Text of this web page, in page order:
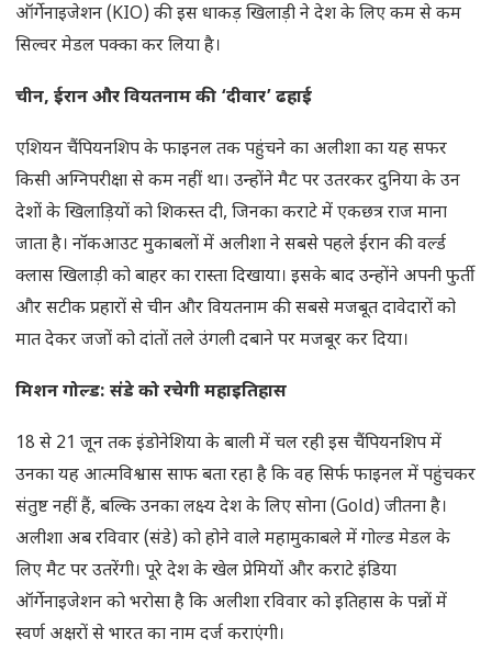
ऑर्गेनाइजेशन (KIO) की इस धाकड़ खिलाड़ी ने देश के लिए कम से कम
सिल्वर मेडल पक्का कर लिया है।
चीन, ईरान और वियतनाम की ‘दीवार’ ढहाई
एशियन चैंपियनशिप के फाइनल तक पहुंचने का अलीशा का यह सफर
किसी अग्निपरीक्षा से कम नहीं था। उन्होंने मैट पर उतरकर दुनिया के उन
देशों के खिलाड़ियों को शिकस्त दी, जिनका कराटे में एकछत्र राज माना
जाता है। नॉकआउट मुकाबलों में अलीशा ने सबसे पहले ईरान की वर्ल्ड
क्लास खिलाड़ी को बाहर का रास्ता दिखाया। इसके बाद उन्होंने अपनी फुर्ती
और सटीक प्रहारों से चीन और वियतनाम की सबसे मजबूत दावेदारों को
मात देकर जजों को दांतों तले उंगली दबाने पर मजबूर कर दिया।
मिशन गोल्ड: संडे को रचेगी महाइतिहास
18 से 21 जून तक इंडोनेशिया के बाली में चल रही इस चैंपियनशिप में
उनका यह आत्मविश्वास साफ बता रहा है कि वह सिर्फ फाइनल में पहुंचकर
संतुष्ट नहीं हैं, बल्कि उनका लक्ष्य देश के लिए सोना (Gold) जीतना है।
अलीशा अब रविवार (संडे) को होने वाले महामुकाबले में गोल्ड मेडल के
लिए मैट पर उतरेंगी। पूरे देश के खेल प्रेमियों और कराटे इंडिया
ऑर्गेनाइजेशन को भरोसा है कि अलीशा रविवार को इतिहास के पन्नों में
स्वर्ण अक्षरों से भारत का नाम दर्ज कराएंगी।